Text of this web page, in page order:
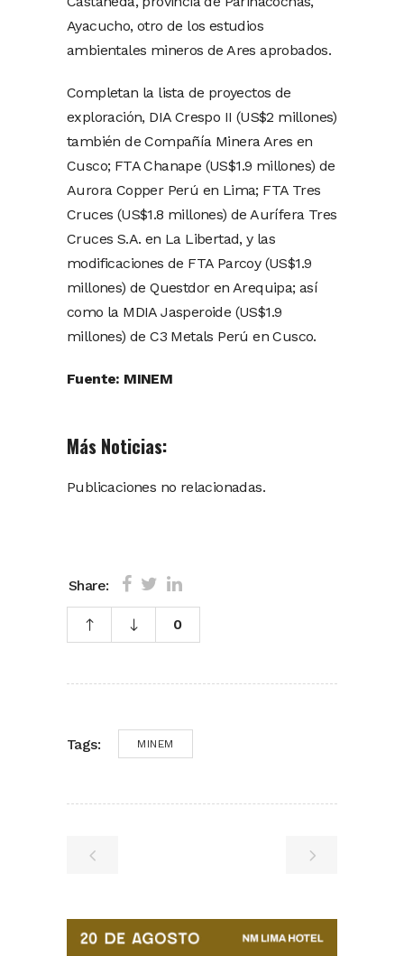
Ayacucho, otro de los estudios
ambientales mineros de Ares aprobados.
Completan la lista de proyectos de
exploración, DIA Crespo II (US$2 millones)
también de Compañía Minera Ares en
Cusco; FTA Chanape (US$1.9 millones) de
Aurora Copper Perú en Lima; FTA Tres
Cruces (US$1.8 millones) de Aurífera Tres
Cruces S.A. en La Libertad, y las
modificaciones de FTA Parcoy (US$1.9
millones) de Questdor en Arequipa; así
como la MDIA Jasperoide (US$1.9
millones) de C3 Metals Perú en Cusco.
Fuente: MINEM
Más Noticias:
Publicaciones no relacionadas.
Share:
0
Tags: MINEM